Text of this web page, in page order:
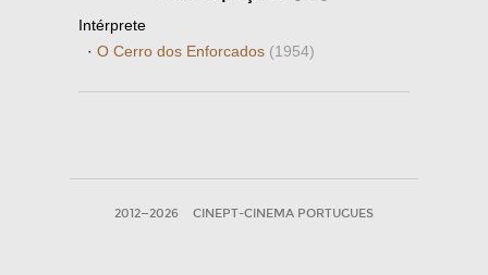
Intérprete
· O Cerro dos Enforcados (1954)
2012—2026 CINEPT-CINEMA PORTUGUES